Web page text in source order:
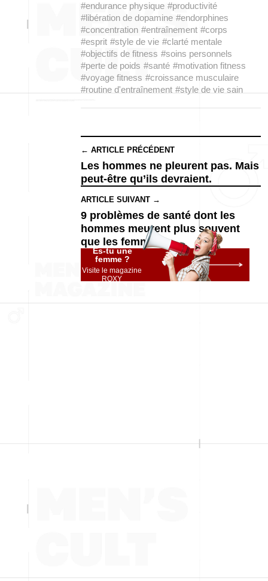
#endurance physique #productivité
#libération de dopamine #endorphines
#concentration #entraînement #corps
#esprit #style de vie #clarté mentale
#objectifs de fitness #soins personnels
#perte de poids #santé #motivation fitness
#voyage fitness #croissance musculaire
#routine d'entraînement #style de vie sain
← ARTICLE PRÉCÉDENT
Les hommes ne pleurent pas. Mais
peut-être qu’ils devraient.
ARTICLE SUIVANT →
9 problèmes de santé dont les
hommes meurent plus souvent
que les femmes
Es-tu une
femme ?
Visite le magazine
ROXY